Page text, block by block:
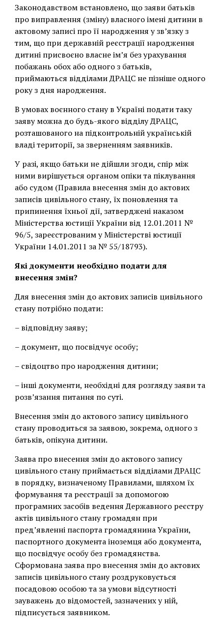
Законодавством встановлено, що заяви батьків
про виправлення (зміну) власного імені дитини в
актовому записі про її народження у зв’язку з
тим, що при державній реєстрації народження
дитині присвоєно власне ім’я без урахування
побажань обох або одного з батьків,
приймаються відділами ДРАЦС не пізніше одного
року з дня народження.
В умовах воєнного стану в Україні подати таку
заяву можна до будь-якого відділу ДРАЦС,
розташованого на підконтрольній українській
владі території, за зверненням заявників.
У разі, якщо батьки не дійшли згоди, спір між
ними вирішується органом опіки та піклування
або судом (Правила внесення змін до актових
записів цивільного стану, їх поновлення та
припинення їхньої дії, затверджені наказом
Міністерства юстиції України від 12.01.2011 №
96/5, зареєстрованим у Міністерстві юстиції
України 14.01.2011 за № 55/18793).
Які документи необхідно подати для
внесення змін?
Для внесення змін до актових записів цивільного
стану потрібно подати:
– відповідну заяву;
– документ, що посвідчує особу;
– свідоцтво про народження дитини;
– інші документи, необхідні для розгляду заяви та
розв’язання питання по суті.
Внесення змін до актового запису цивільного
стану проводиться за заявою, зокрема, одного з
батьків, опікуна дитини.
Заява про внесення змін до актового запису
цивільного стану приймається відділами ДРАЦС
в порядку, визначеному Правилами, шляхом їх
формування та реєстрації за допомогою
програмних засобів ведення Державного реєстру
актів цивільного стану громадян при
пред’явленні паспорта громадянина України,
паспортного документа іноземця або документа,
що посвідчує особу без громадянства.
Сформована заява про внесення змін до актових
записів цивільного стану роздруковується
посадовою особою та за умови відсутності
зауважень до відомостей, зазначених у ній,
підписується заявником.